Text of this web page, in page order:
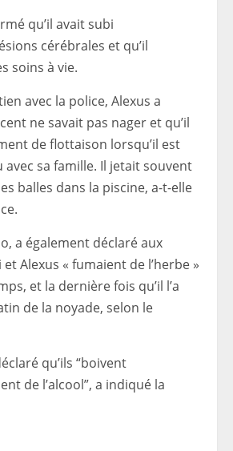
qu’il avait subi
cérébrales et qu’il
soins à vie.
avec la police, Alexus a
ne savait pas nager et qu’il
de flottaison lorsqu’il est
avec sa famille. Il jetait souvent
balles dans la piscine, a-t-elle
a également déclaré aux
Alexus « fumaient de l’herbe »
et la dernière fois qu’il l’a
de la noyade, selon le
qu’ils “boivent
de l’alcool”, a indiqué la